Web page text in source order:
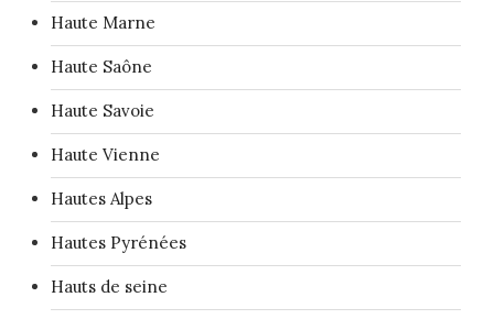
Haute Marne
Haute Saône
Haute Savoie
Haute Vienne
Hautes Alpes
Hautes Pyrénées
Hauts de seine